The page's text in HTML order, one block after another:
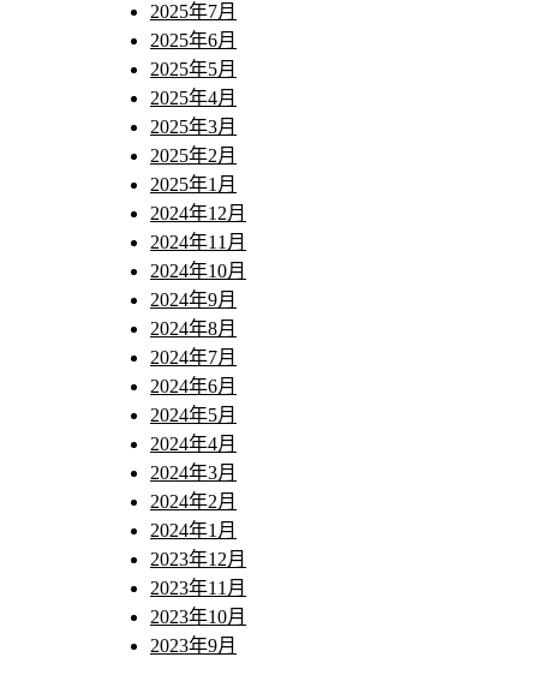
2025年7月
2025年6月
2025年5月
2025年4月
2025年3月
2025年2月
2025年1月
2024年12月
2024年11月
2024年10月
2024年9月
2024年8月
2024年7月
2024年6月
2024年5月
2024年4月
2024年3月
2024年2月
2024年1月
2023年12月
2023年11月
2023年10月
2023年9月